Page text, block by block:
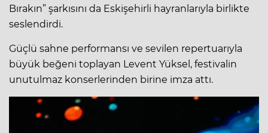
Bırakın” şarkısını da Eskişehirli hayranlarıyla birlikte
seslendirdi.
Güçlü sahne performansı ve sevilen repertuarıyla
büyük beğeni toplayan Levent Yüksel, festivalin
unutulmaz konserlerinden birine imza attı.